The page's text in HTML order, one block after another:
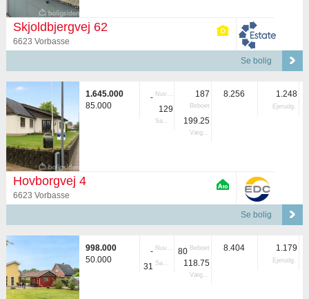
Skjoldbjergvej 62
6623 Vorbasse
Se bolig
1.645.000
85.000
- Nuvær.
129
Samlet
187
Beboet
199.25
Vægtet
8.256 1.248
Ejerudg.
Hovborgvej 4
6623 Vorbasse
Se bolig
998.000
50.000
- Nuvær.
31 Samlet
80 Beboet
118.75
Vægtet
8.404 1.179
Ejerudg.